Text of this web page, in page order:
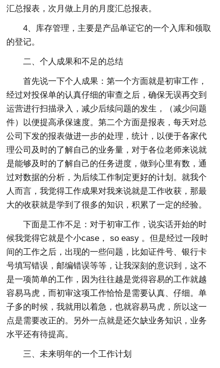
汇总报表，次月做上月的月度汇总报表。
4、库存管理，主要是产品单证它的一个入库和领取
的登记。
二、个人成果和不足的总结
首先说一下个人成果：第一个方面就是初审工作，
经过对投保单的认真仔细的审查之后，确保无误再交到
运营进行扫描录入，减少后续问题的发生，（减少问题
件）以便提高承保速度。第二个方面是报表，每天对总
公司下发的报表做进一步的处理，统计，以便于各家代
理公司及时的了解自己的业务量，对于各位老师来说就
是能够及时的了解自己的任务进度，做到心里有数，通
过对数据的分析，为后续工作制定更好的计划。就我个
人而言，我觉得工作成果对我来说就是工作收获，那最
大的收获就是学到了很多的知识，积累了一定的经验。
下面是工作不足：对于初审工作，说实话开始的时
候我觉得它就是个小case， so easy 。但是经过一段时
间的工作之后，出现的一些问题，比如证件号、银行卡
号填写错误，邮编错误等等，让我深刻的意识到，这不
是一项简单的工作，因为往往越是觉得容易的工作就越
容易马虎，而初审这项工作恰恰是需要认真、仔细。单
子多的时候，我就用以着急，也就容易马虎，所以这一
点是需要改正的。另外一点就是还欠缺业务知识，业务
水平还有待提高。
三、未来明年的一个工作计划